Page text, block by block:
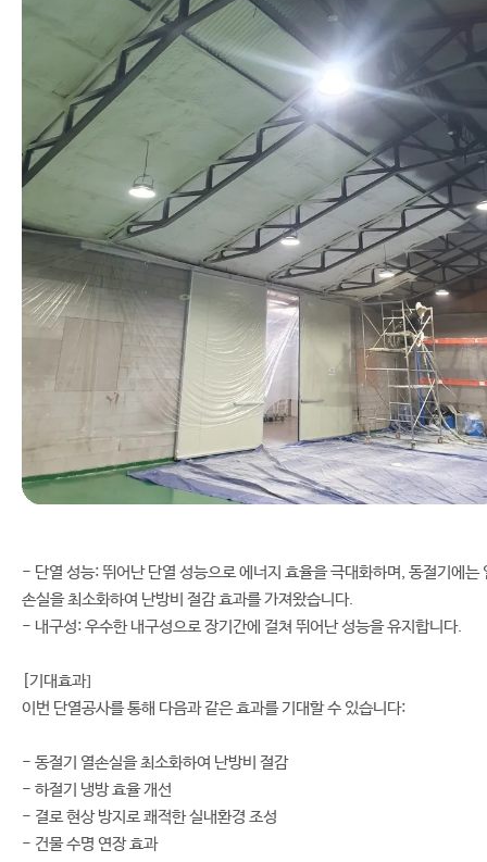
- 단열 성능: 뛰어난 단열 성능으로 에너지 효율을 극대화하며, 동절기에는
손실을 최소화하여 난방비 절감 효과를 가져왔습니다.
- 내구성: 우수한 내구성으로 장기간에 걸쳐 뛰어난 성능을 유지합니다.
[기대효과]
이번 단열공사를 통해 다음과 같은 효과를 기대할 수 있습니다:
- 동절기 열손실을 최소화하여 난방비 절감
- 하절기 냉방 효율 개선
- 결로 현상 방지로 쾌적한 실내환경 조성
- 건물 수명 연장 효과